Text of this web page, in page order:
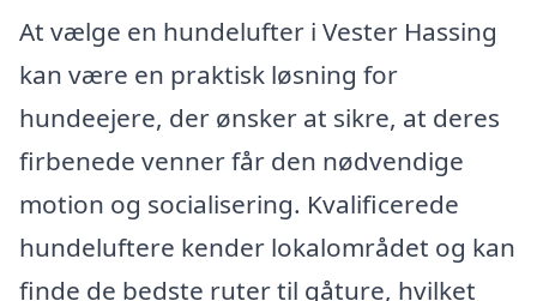
At vælge en hundelufter i Vester Hassing
kan være en praktisk løsning for
hundeejere, der ønsker at sikre, at deres
firbenede venner får den nødvendige
motion og socialisering. Kvalificerede
hundeluftere kender lokalområdet og kan
finde de bedste ruter til gåture, hvilket